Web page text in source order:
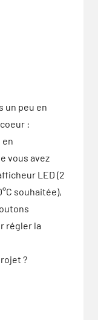
un peu en
:
en
vous avez
LED (2
souhaitée),
régler la
?